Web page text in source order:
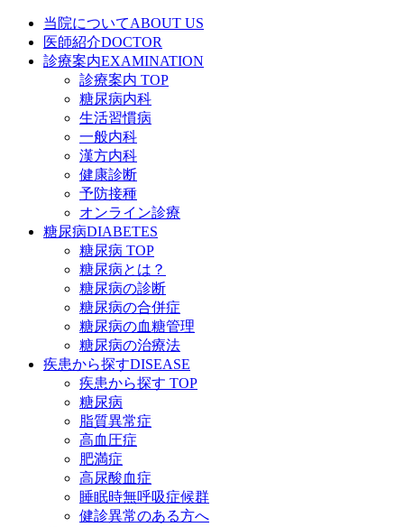
当院についてABOUT US
医師紹介DOCTOR
診療案内EXAMINATION
診療案内 TOP
糖尿病内科
生活習慣病
一般内科
漢方内科
健康診断
予防接種
オンライン診療
糖尿病DIABETES
糖尿病 TOP
糖尿病とは？
糖尿病の診断
糖尿病の合併症
糖尿病の血糖管理
糖尿病の治療法
疾患から探すDISEASE
疾患から探す TOP
糖尿病
脂質異常症
高血圧症
肥満症
高尿酸血症
睡眠時無呼吸症候群
健診異常のある方へ